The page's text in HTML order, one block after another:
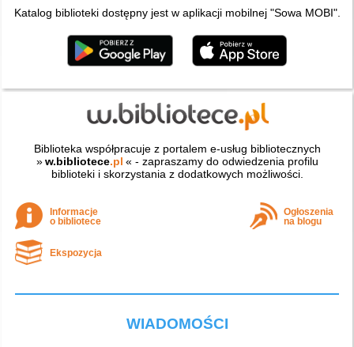
Katalog biblioteki dostępny jest w aplikacji mobilnej "Sowa MOBI".
Biblioteka współpracuje z portalem e-usług bibliotecznych
» w.bibliotece.pl « - zapraszamy do odwiedzenia profilu
biblioteki i skorzystania z dodatkowych możliwości.
Informacje
o bibliotece
Ogłoszenia
na blogu
Ekspozycja
WIADOMOŚCI